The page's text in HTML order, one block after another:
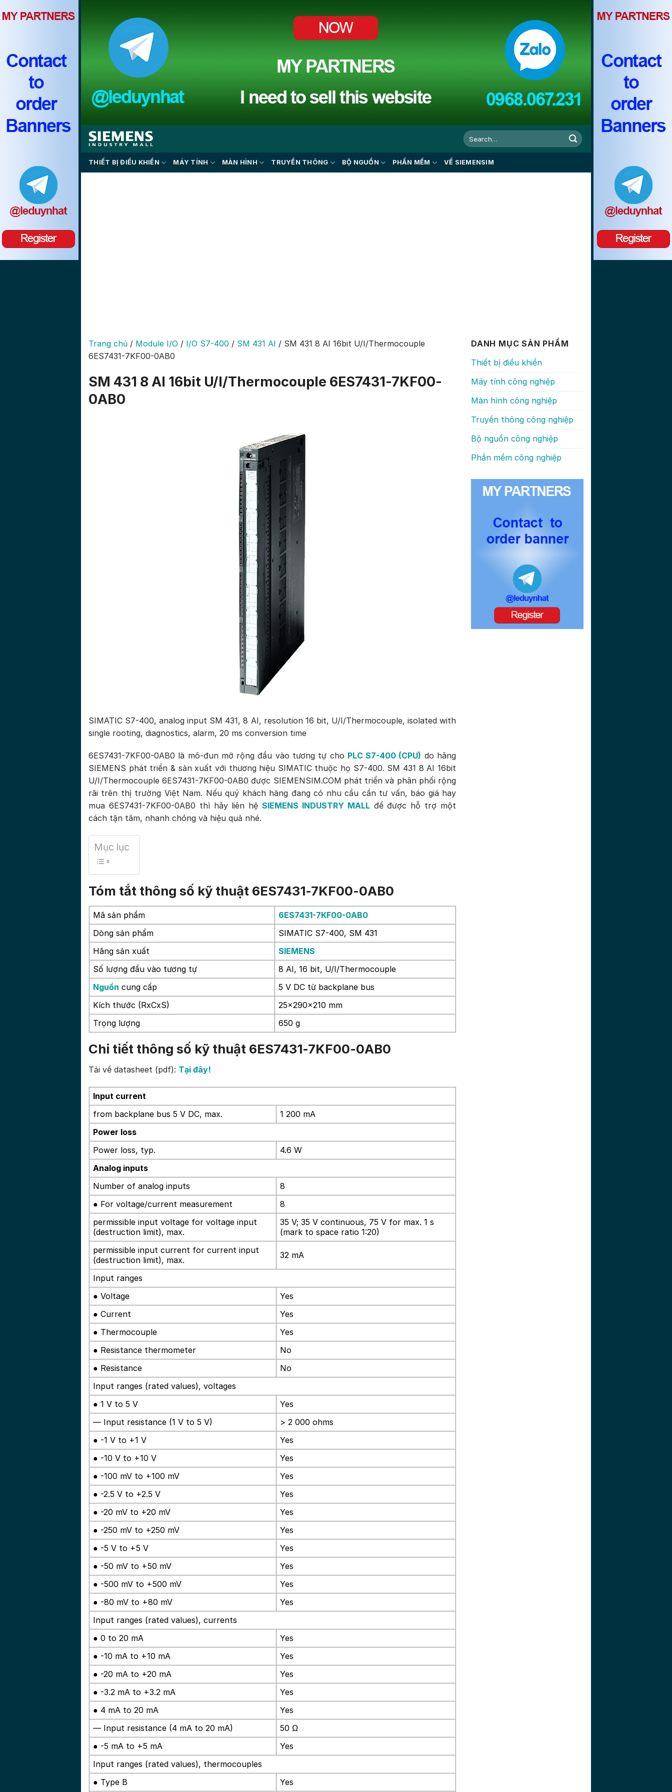
content
THIẾT BỊ ĐIỀU KHIỂN MÁY TÍNH MÀN HÌNH TRUYỀN THÔNG BỘ NGUỒN PHẦN MỀM VỀ SIEMENSIM
Trang chủ / Module I/O / I/O S7-400 / SM 431 AI / SM 431 8 AI 16bit U/I/Thermocouple
6ES7431-7KF00-0AB0
SM 431 8 AI 16bit U/I/Thermocouple 6ES7431-7KF00-
0AB0
SIMATIC S7-400, analog input SM 431, 8 AI, resolution 16 bit, U/I/Thermocouple, isolated with
single rooting, diagnostics, alarm, 20 ms conversion time
6ES7431-7KF00-0AB0 là mô-đun mở rộng đầu vào tương tự cho PLC S7-400 (CPU) do hãng
SIEMENS phát triển & sản xuất với thương hiệu SIMATIC thuộc họ S7-400. SM 431 8 AI 16bit
U/I/Thermocouple 6ES7431-7KF00-0AB0 được SIEMENSIM.COM phát triển và phân phối rộng
rãi trên thị trường Việt Nam. Nếu quý khách hàng đang có nhu cầu cần tư vấn, báo giá hay
mua 6ES7431-7KF00-0AB0 thì hãy liên hệSIEMENS INDUSTRY MALLđể được hỗ trợ một
cách tận tâm, nhanh chóng và hiệu quả nhé.
Mục lục
Tóm tắt thông số kỹ thuật 6ES7431-7KF00-0AB0
Mã sản phẩm
6ES7431-7KF00-0AB0
Dòng sản phẩm
SIMATIC S7-400, SM 431
Hãng sản xuất
SIEMENS
Số lượng đầu vào tương tự
8 AI, 16 bit, U/I/Thermocouple
Nguồn cung cấp
5 V DC từ backplane bus
Kích thước (RxCxS)
25x290x210 mm
Trọng lượng
650 g
Chi tiết thông số kỹ thuật 6ES7431-7KF00-0AB0
Tải về datasheet (pdf): Tại đây!
Input current
from backplane bus 5 V DC, max.
1 200 mA
Power loss
Power loss, typ.
4.6 W
Analog inputs
Number of analog inputs
8
● For voltage/current measurement
8
permissible input voltage for voltage input
(destruction limit), max.
35 V; 35 V continuous, 75 V for max. 1 s
(mark to space ratio 1:20)
permissible input current for current input
(destruction limit), max.
32 mA
Input ranges
● Voltage
Yes
● Current
Yes
● Thermocouple
Yes
● Resistance thermometer
No
● Resistance
No
Input ranges (rated values), voltages
● 1 V to 5 V
Yes
— Input resistance (1 V to 5 V)
> 2 000 ohms
● -1 V to +1 V
Yes
● -10 V to +10 V
Yes
● -100 mV to +100 mV
Yes
● -2.5 V to +2.5 V
Yes
● -20 mV to +20 mV
Yes
● -250 mV to +250 mV
Yes
● -5 V to +5 V
Yes
● -50 mV to +50 mV
Yes
● -500 mV to +500 mV
Yes
● -80 mV to +80 mV
Yes
Input ranges (rated values), currents
● 0 to 20 mA
Yes
● -10 mA to +10 mA
Yes
● -20 mA to +20 mA
Yes
● -3.2 mA to +3.2 mA
Yes
● 4 mA to 20 mA
Yes
— Input resistance (4 mA to 20 mA)
50 Ω
● -5 mA to +5 mA
Yes
Input ranges (rated values), thermocouples
● Type B
Yes
DANH MỤC SẢN PHẨM
Thiết bị điều khiển
Máy tính công nghiệp
Màn hình công nghiệp
Truyền thông công nghiệp
Bộ nguồn công nghiệp
Phần mềm công nghiệp